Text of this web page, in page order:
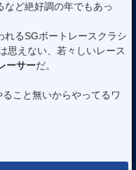
など絶好調の年でもあっ
るSGボートレースクラシ
思えない、若々しいレース
ーサーだ。
こと無いからやってるワ